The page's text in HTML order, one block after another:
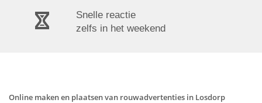
Snelle reactie
zelfs in het weekend
Online maken en plaatsen van rouwadvertenties in Losdorp